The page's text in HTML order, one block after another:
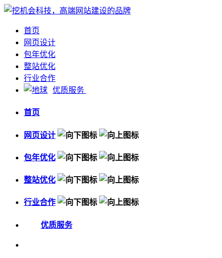
首页
网页设计
包年优化
整站优化
行业合作
优质服务
首页
网页设计
包年优化
整站优化
行业合作
优质服务